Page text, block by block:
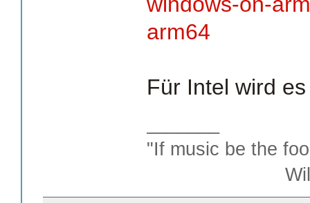
arm64
Für Intel wird
"If music be the
William